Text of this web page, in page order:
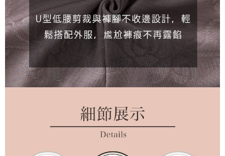
【注意事項】
１．透過由恩沛科技股份有限公司提供之「AFTEE先享後付」服務完成之交
易，需依本服務之必要範圍內提供個人資料，並將交易相關給付款項請求債
權轉讓予恩沛科技股份有限公司。
２．關於個人資料處理事宜，請瀏覽以下網址：
https://aftee.tw/terms/#terms3
３．未成年的使用者請事先徵得法定代理人或監護人之同意方可使用
「AFTEE先享後付」，若未經同意申辦者引起之損失，本公司不負相關責
任。
５．嚴禁一人註冊多個帳號或使用他人資訊註冊。若發現惡意使用之情形，
恩沛科技股份有限公司將有權停止該用戶之使用額度並採取法律行動。
7-11取貨付款
每筆NT$55，滿NT$2,000(含以上)免運費
付款後7-11取貨
每筆NT$55，滿NT$2,000(含以上)免運費
宅配
每筆NT$65，滿NT$2,000(含以上)免運費